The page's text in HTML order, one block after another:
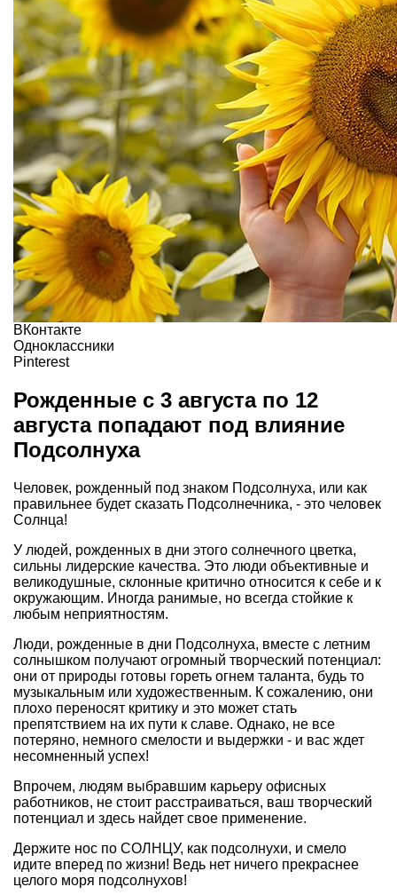
ВКонтакте
Одноклассники
Pinterest
Рожденные с 3 августа по 12
августа попадают под влияние
Подсолнуха
Человек, рожденный под знаком Подсолнуха, или как
правильнее будет сказать Подсолнечника, - это человек
Солнца!
У людей, рожденных в дни этого солнечного цветка,
сильны лидерские качества. Это люди объективные и
великодушные, склонные критично относится к себе и к
окружающим. Иногда ранимые, но всегда стойкие к
любым неприятностям.
Люди, рожденные в дни Подсолнуха, вместе с летним
солнышком получают огромный творческий потенциал:
они от природы готовы гореть огнем таланта, будь то
музыкальным или художественным. К сожалению, они
плохо переносят критику и это может стать
препятствием на их пути к славе. Однако, не все
потеряно, немного смелости и выдержки - и вас ждет
несомненный успех!
Впрочем, людям выбравшим карьеру офисных
работников, не стоит расстраиваться, ваш творческий
потенциал и здесь найдет свое применение.
Держите нос по СОЛНЦУ, как подсолнухи, и смело
идите вперед по жизни! Ведь нет ничего прекраснее
целого моря подсолнухов!